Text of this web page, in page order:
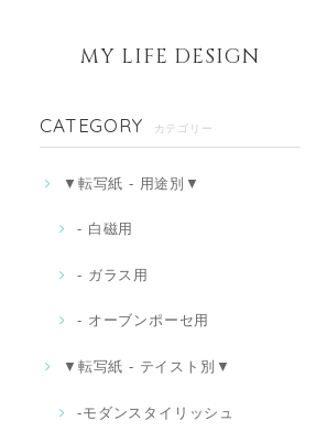
MY LIFE DESIGN
CATEGORY カテゴリー
▼転写紙 - 用途別▼
- 白磁用
- ガラス用
- オーブンポーセ用
▼転写紙 - テイスト別▼
-モダンスタイリッシュ